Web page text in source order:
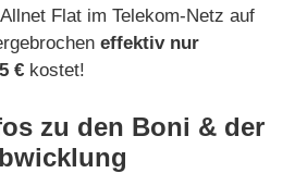
Flat im Telekom-Netz auf
effektiv nur
€ kostet!
zu den Boni & der